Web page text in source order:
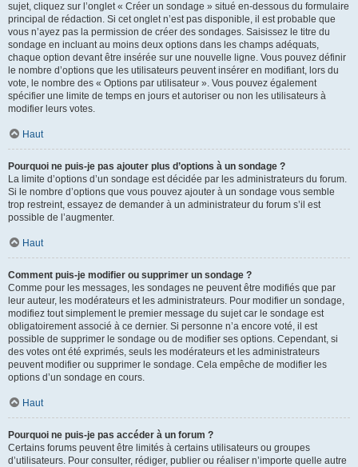
sujet, cliquez sur l’onglet « Créer un sondage » situé en-dessous du formulaire
principal de rédaction. Si cet onglet n’est pas disponible, il est probable que
vous n’ayez pas la permission de créer des sondages. Saisissez le titre du
sondage en incluant au moins deux options dans les champs adéquats,
chaque option devant être insérée sur une nouvelle ligne. Vous pouvez définir
le nombre d’options que les utilisateurs peuvent insérer en modifiant, lors du
vote, le nombre des « Options par utilisateur ». Vous pouvez également
spécifier une limite de temps en jours et autoriser ou non les utilisateurs à
modifier leurs votes.
Haut
Pourquoi ne puis-je pas ajouter plus d’options à un sondage ?
La limite d’options d’un sondage est décidée par les administrateurs du forum.
Si le nombre d’options que vous pouvez ajouter à un sondage vous semble
trop restreint, essayez de demander à un administrateur du forum s’il est
possible de l’augmenter.
Haut
Comment puis-je modifier ou supprimer un sondage ?
Comme pour les messages, les sondages ne peuvent être modifiés que par
leur auteur, les modérateurs et les administrateurs. Pour modifier un sondage,
modifiez tout simplement le premier message du sujet car le sondage est
obligatoirement associé à ce dernier. Si personne n’a encore voté, il est
possible de supprimer le sondage ou de modifier ses options. Cependant, si
des votes ont été exprimés, seuls les modérateurs et les administrateurs
peuvent modifier ou supprimer le sondage. Cela empêche de modifier les
options d’un sondage en cours.
Haut
Pourquoi ne puis-je pas accéder à un forum ?
Certains forums peuvent être limités à certains utilisateurs ou groupes
d’utilisateurs. Pour consulter, rédiger, publier ou réaliser n’importe quelle autre